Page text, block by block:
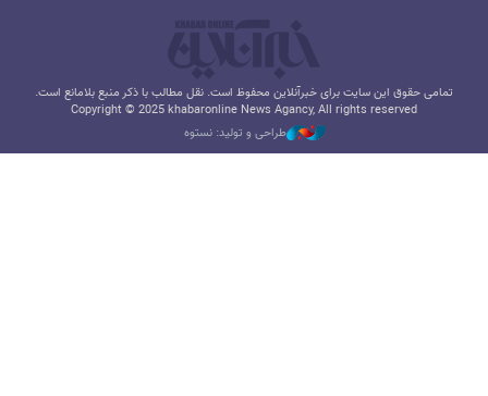
تمامی حقوق این سایت برای خبرآنلاین محفوظ است. نقل مطالب با ذکر منبع بلامانع است.
Copyright © 2025 khabaronline News Agancy, All rights reserved
طراحی و تولید: نستوه